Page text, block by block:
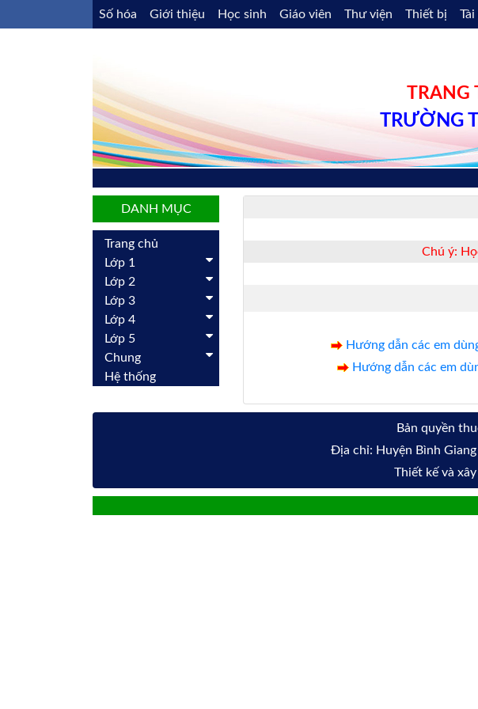
Số hóa Giới thiệu Học sinh Giáo viên Thư viện Thiết bị
TRANG
TRƯỜNG
DANH MỤC
Trang chủ
Lớp 1
Lớp 2
Lớp 3
Lớp 4
Lớp 5
Chung
Hệ thống
Chú ý:
Hướng dẫn các em
Hướng dẫn các em
Bản quyền
Địa chỉ: Huyện Bình
Thiết kế và